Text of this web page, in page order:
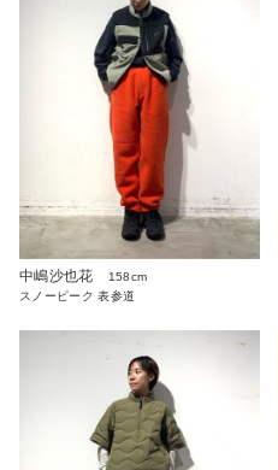
中嶋沙也花
158cm
スノーピーク 表参道